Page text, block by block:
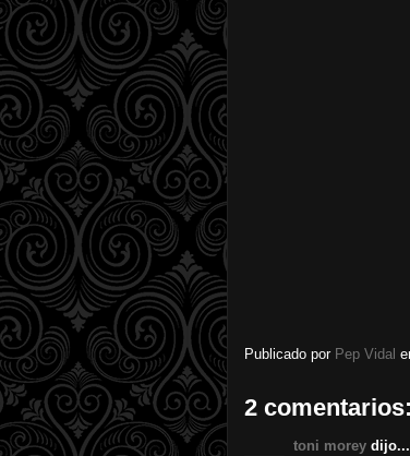
Publicado por Pep Vidal
2 comentarios:
toni morey dijo...